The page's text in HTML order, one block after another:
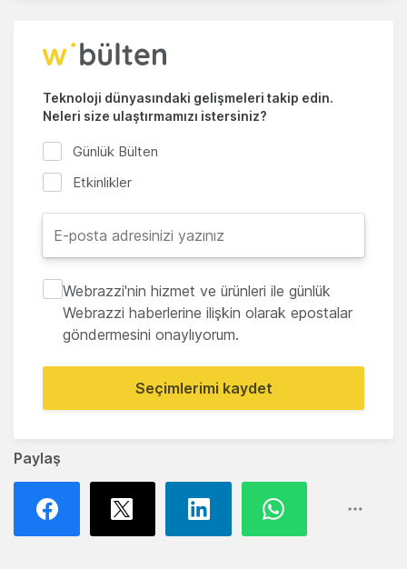
Paylaş
Teknoloji dünyasındaki gelişmeleri takip edin.
Neleri size ulaştırmamızı istersiniz?
Günlük Bülten
Etkinlikler
Webrazzi'nin hizmet ve ürünleri ile günlük
Webrazzi haberlerine ilişkin olarak epostalar
göndermesini onaylıyorum.
Seçimlerimi kaydet